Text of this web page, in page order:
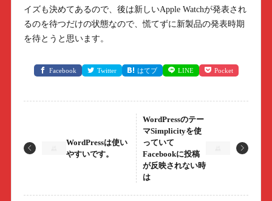
イズも決めてあるので、後は新しいApple Watchが発表され
るのを待つだけの状態なので、慌てずに新製品の発表時期
を待とうと思います。
Facebook Twitter はてブ LINE Pocket
WordPressは使い
やすいです。
WordPressのテー
マSimplicityを使
っていて
Facebookに投稿
が反映されない時
は